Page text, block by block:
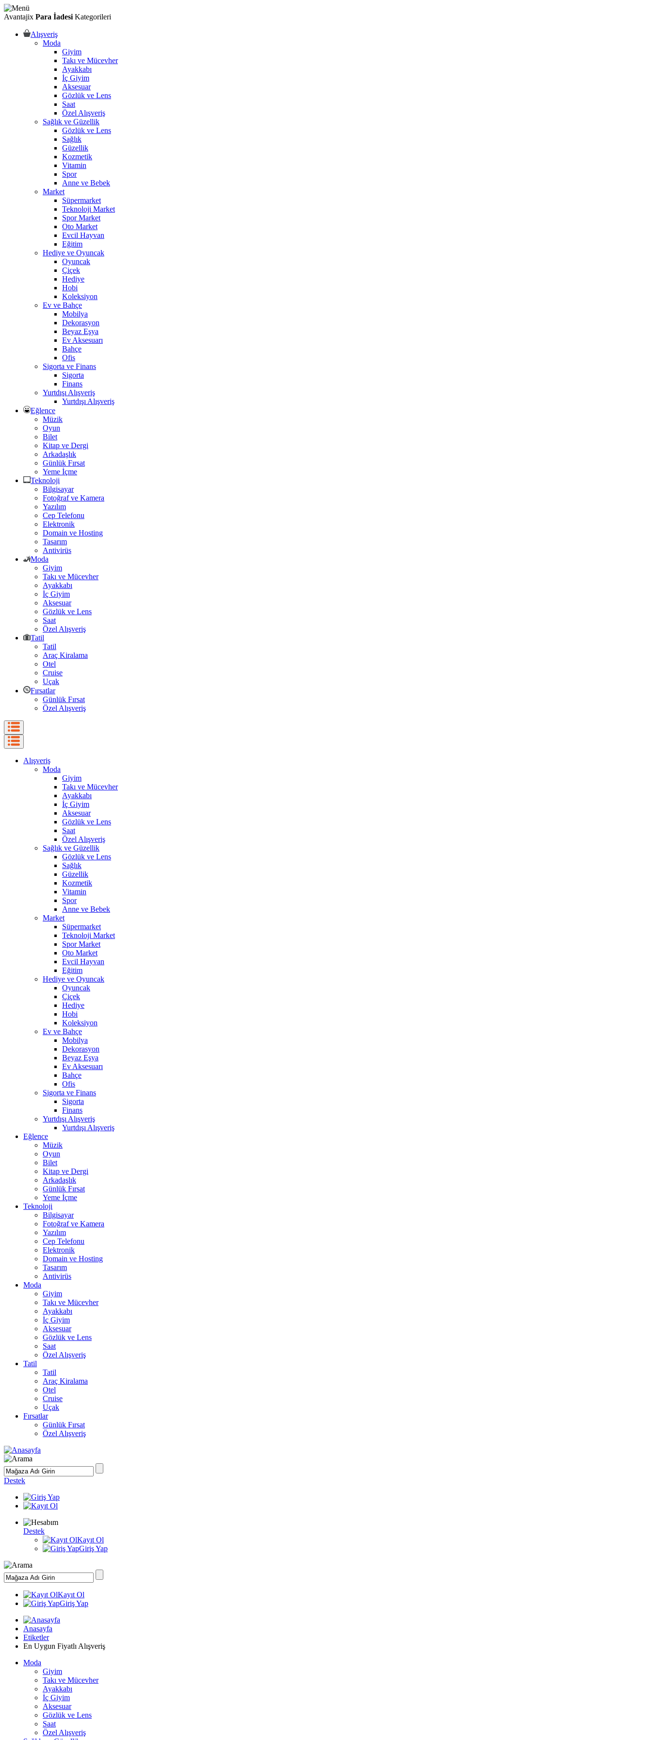
Avantajix Para İadesi Kategorileri
Alışveriş
Moda
Giyim
Takı ve Mücevher
Ayakkabı
İç Giyim
Aksesuar
Gözlük ve Lens
Saat
Özel Alışveriş
Sağlık ve Güzellik
Gözlük ve Lens
Sağlık
Güzellik
Kozmetik
Vitamin
Spor
Anne ve Bebek
Market
Süpermarket
Teknoloji Market
Spor Market
Oto Market
Evcil Hayvan
Eğitim
Hediye ve Oyuncak
Oyuncak
Çiçek
Hediye
Hobi
Koleksiyon
Ev ve Bahçe
Mobilya
Dekorasyon
Beyaz Eşya
Ev Aksesuarı
Bahçe
Ofis
Sigorta ve Finans
Sigorta
Finans
Yurtdışı Alışveriş
Yurtdışı Alışveriş
Eğlence
Müzik
Oyun
Bilet
Kitap ve Dergi
Arkadaşlık
Günlük Fırsat
Yeme İçme
Teknoloji
Bilgisayar
Fotoğraf ve Kamera
Yazılım
Cep Telefonu
Elektronik
Domain ve Hosting
Tasarım
Antivirüs
Moda
Giyim
Takı ve Mücevher
Ayakkabı
İç Giyim
Aksesuar
Gözlük ve Lens
Saat
Özel Alışveriş
Tatil
Tatil
Araç Kiralama
Otel
Cruise
Uçak
Fırsatlar
Günlük Fırsat
Özel Alışveriş
Alışveriş
Moda
Giyim
Takı ve Mücevher
Ayakkabı
İç Giyim
Aksesuar
Gözlük ve Lens
Saat
Özel Alışveriş
Sağlık ve Güzellik
Gözlük ve Lens
Sağlık
Güzellik
Kozmetik
Vitamin
Spor
Anne ve Bebek
Market
Süpermarket
Teknoloji Market
Spor Market
Oto Market
Evcil Hayvan
Eğitim
Hediye ve Oyuncak
Oyuncak
Çiçek
Hediye
Hobi
Koleksiyon
Ev ve Bahçe
Mobilya
Dekorasyon
Beyaz Eşya
Ev Aksesuarı
Bahçe
Ofis
Sigorta ve Finans
Sigorta
Finans
Yurtdışı Alışveriş
Yurtdışı Alışveriş
Eğlence
Müzik
Oyun
Bilet
Kitap ve Dergi
Arkadaşlık
Günlük Fırsat
Yeme İçme
Teknoloji
Bilgisayar
Fotoğraf ve Kamera
Yazılım
Cep Telefonu
Elektronik
Domain ve Hosting
Tasarım
Antivirüs
Moda
Giyim
Takı ve Mücevher
Ayakkabı
İç Giyim
Aksesuar
Gözlük ve Lens
Saat
Özel Alışveriş
Tatil
Tatil
Araç Kiralama
Otel
Cruise
Uçak
Fırsatlar
Günlük Fırsat
Özel Alışveriş
Destek
Destek
Kayıt Ol
Giriş Yap
Kayıt Ol
Giriş Yap
Anasayfa
Etiketler
En Uygun Fiyatlı Alışveriş
Moda
Giyim
Takı ve Mücevher
Ayakkabı
İç Giyim
Aksesuar
Gözlük ve Lens
Saat
Özel Alışveriş